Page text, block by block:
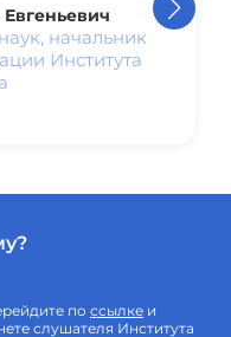
начальник
Института
по ссылке и
слушателя Института